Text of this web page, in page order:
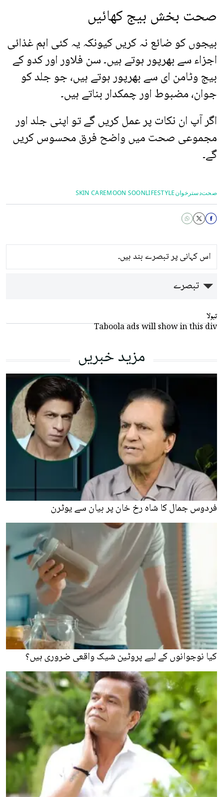
صحت بخش بیج کھائیں
بیجوں کو ضائع نہ کریں کیونکہ یہ کئی اہم غذائی
اجزاء سے بھرپور ہوتے ہیں۔ سن فلاور اور کدو کے
بیج وٹامن ای سے بھرپور ہوتے ہیں، جو جلد کو
جوان، مضبوط اور چمکدار بناتے ہیں۔
اگر آپ ان نکات پر عمل کریں گے تو اپنی جلد اور
مجموعی صحت میں واضح فرق محسوس کریں
گے۔
صحتدسترخوانLIFESTYLE
MOON SOON
SKIN CARE
اس کہانی پر تبصرے بند ہیں۔
تبصرے
تبولا
Taboola ads will show in this div
مزید خبریں
فردوس جمال کا شاہ رخ خان پر بیان سے یوٹرن
کیا نوجوانوں کے لیے پروٹین شیک واقعی ضروری ہیں؟